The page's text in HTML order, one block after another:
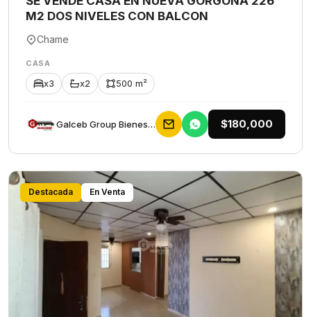
M2 DOS NIVELES CON BALCON
Chame
CASA
x3 x2 500 m²
Galceb Group Bienes Raices $180,000
Destacada En Venta